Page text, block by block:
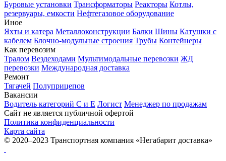
Буровые установки Трансформаторы Реакторы Котлы,
резервуары, емкости Нефтегазовое оборудование
Иное
Яхты и катера Металлоконструкции Балки Шины Катушки с
кабелем Блочно-модульные строения Трубы Контейнеры
Как перевозим
Тралом Вездеходами Мультимодальные перевозки ЖД
перевозки Международная доставка
Ремонт
Тягачей Полуприцепов
Вакансии
Водитель категорий С и Е Логист Менеджер по продажам
Сайт не является публичной офертой
Политика конфиденциальности
Карта сайта
© 2020–2023 Транспортная компания «Негабарит доставка»